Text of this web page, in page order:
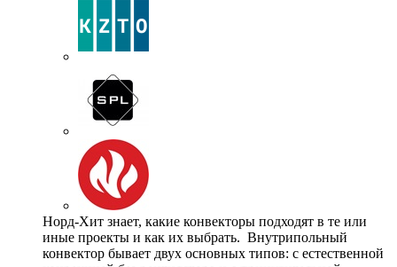
Норд-Хит знает, какие конвекторы подходят в те или
иные проекты и как их выбрать. Внутрипольный
конвектор бывает двух основных типов: с естественной